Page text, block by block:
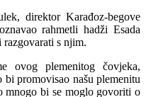
direktor Karađoz-begove
rahmetli hadži Esada
s njim.
ovog plemenitog čovjeka,
promovisao našu plemenitu
mnogo bi se moglo govoriti o